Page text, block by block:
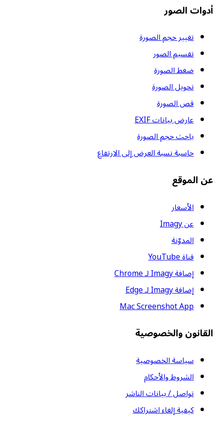
أدوات الصور
تغيير حجم الصورة
تقسيم الصور
ضغط الصورة
تحويل الصورة
قص الصورة
عارض بيانات EXIF
باحث حجم الصورة
حاسبة نسبة العرض إلى الارتفاع
عن الموقع
الأسعار
عن Imagy
المدوّنة
قناة YouTube
إضافة Imagy لـ Chrome
إضافة Imagy لـ Edge
Mac Screenshot App
القانون والخصوصية
سياسة الخصوصية
الشروط والأحكام
تواصل / بيانات الناشر
كيفية إلغاء اشتراكك